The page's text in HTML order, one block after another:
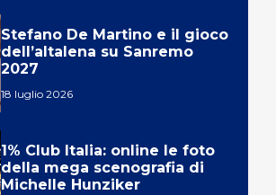
Stefano De Martino e il gioco
dell’altalena su Sanremo
2027
18 luglio 2026
1% Club Italia: online le foto
della mega scenografia di
Michelle Hunziker